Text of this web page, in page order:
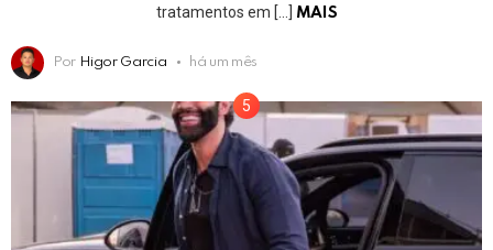
tratamentos em […]
MAIS
Por Higor Garcia há um mês